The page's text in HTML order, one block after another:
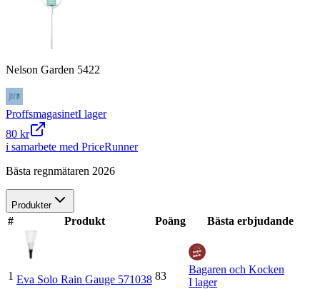
Nelson Garden 5422
ProffsmagasinetI lager
80 kr
i samarbete med PriceRunner
Bästa regnmätaren 2026
Produkter
# Produkt Poäng Bästa erbjudande
1 Eva Solo Rain Gauge 571038 83
Bagaren och Kocken
I lager